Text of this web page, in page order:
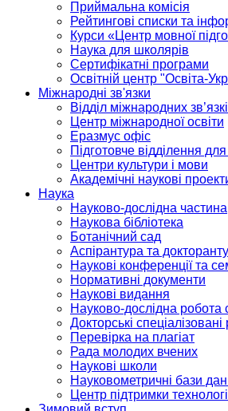
Приймальна комісія
Рейтингові списки та
Курси «Центр мовної
Наука для школярів
Сертифікатні програми
Освітній центр "Освіта-
Міжнародні зв'язки
Відділ міжнародних
Центр міжнародної освіти
Еразмус офіс
Підготовче відділення
Центри культури і мови
Академічні наукові
Наука
Науково-дослідна частина
Наукова бібліотека
Ботанічний сад
Аспірантура та
Наукові конференції та
Нормативні документи
Наукові видання
Науково-дослідна робота
Докторські спеціалізовані
Перевірка на плагіат
Рада молодих вчених
Наукові школи
Науковометричні бази
Центр підтримки